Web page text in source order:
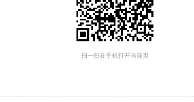
扫一扫在手机打开当前页